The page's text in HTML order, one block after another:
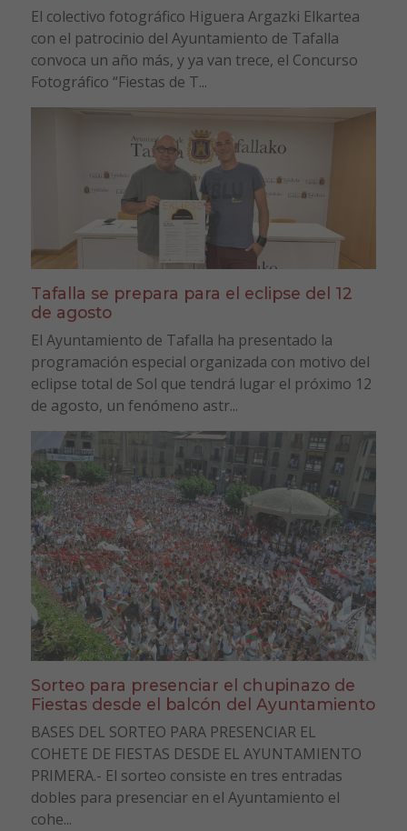
El colectivo fotográfico Higuera Argazki Elkartea
con el patrocinio del Ayuntamiento de Tafalla
convoca un año más, y ya van trece, el Concurso
Fotográfico “Fiestas de T...
Tafalla se prepara para el eclipse del 12
de agosto
El Ayuntamiento de Tafalla ha presentado la
programación especial organizada con motivo del
eclipse total de Sol que tendrá lugar el próximo 12
de agosto, un fenómeno astr...
Sorteo para presenciar el chupinazo de
Fiestas desde el balcón del Ayuntamiento
BASES DEL SORTEO PARA PRESENCIAR EL
COHETE DE FIESTAS DESDE EL AYUNTAMIENTO
PRIMERA.- El sorteo consiste en tres entradas
dobles para presenciar en el Ayuntamiento el
cohe...